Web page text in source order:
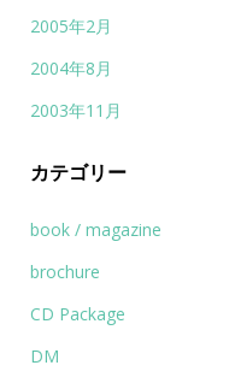
2005年2月
2004年8月
2003年11月
カテゴリー
book / magazine
brochure
CD Package
DM